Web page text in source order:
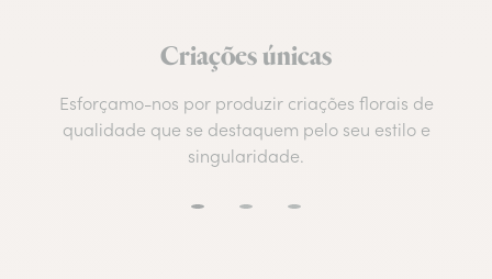
Criações únicas
Esforçamo-nos por produzir criações florais de
qualidade que se destaquem pelo seu estilo e
singularidade.